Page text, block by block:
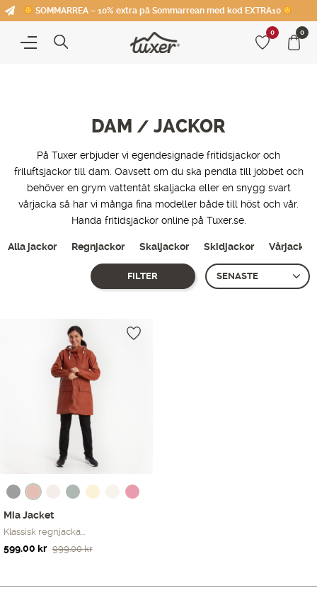
SOMMARREA – 10% extra på Sommarrean med kod EXTRA10
0 0
DAM / JACKOR
På Tuxer erbjuder vi egendesignade fritidsjackor och
friluftsjackor till dam. Oavsett om du ska pendla till jobbet och
behöver en grym vattentät skaljacka eller en snygg svart
vårjacka så har vi många fina modeller både till höst och vår.
Handa fritidsjackor online på Tuxer.se.
Endast ett sökresultat
FILTER
Alla jackor Regnjackor Skaljackor Skidjackor Vårjackor
Mia Jacket
Klassisk regnjacka...
999.00kr
Det
599.00 kr
Det